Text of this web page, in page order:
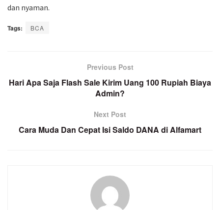
dan nyaman.
Tags: BCA
Previous Post
Hari Apa Saja Flash Sale Kirim Uang 100 Rupiah Biaya
Admin?
Next Post
Cara Muda Dan Cepat Isi Saldo DANA di Alfamart